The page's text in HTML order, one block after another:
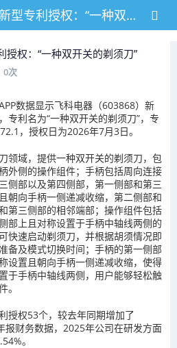
飞科电器获得实用新型专利授权：“一种双开关的剃须刀”
权：“一种双开关的剃须刀”
0次
数据显示飞科电器（603868）新
专利名为“一种双开关的剃须刀”，专
，授权日为2026年7月3日。
领域，提供一种双开关的剃须刀，包
外侧的操作组件；手柄包括周向连接
侧部以及第四侧部，第一侧部和第三
朝向手柄一侧递减收缩，第二侧部和
第三侧部的相邻端部；操作组件包括
部上且对称设置于手柄中轴线两侧的
快速启动剃须刀，并根据胡须情况即
备及模式切换时间；手柄的第一侧部
设置且朝向手柄一侧递减收缩，使得
于手柄中轴线两侧，用户能够轻松触
。
授权53个，较去年同期增加了
报财务数据，2025年公司在研发方面
。